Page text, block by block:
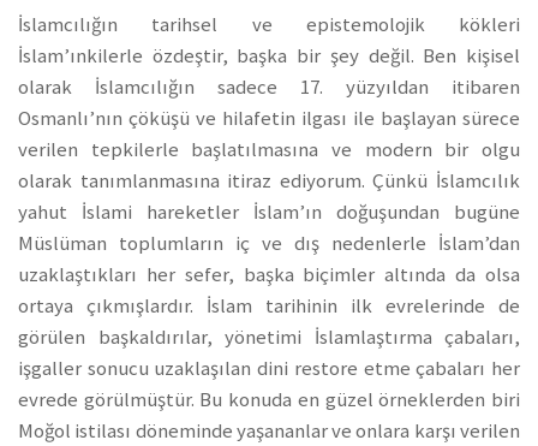
İslamcılığın tarihsel ve epistemolojik kökleri
İslam’ınkilerle özdeştir, başka bir şey değil. Ben kişisel
olarak İslamcılığın sadece 17. yüzyıldan itibaren
Osmanlı’nın çöküşü ve hilafetin ilgası ile başlayan sürece
verilen tepkilerle başlatılmasına ve modern bir olgu
olarak tanımlanmasına itiraz ediyorum. Çünkü İslamcılık
yahut İslami hareketler İslam’ın doğuşundan bugüne
Müslüman toplumların iç ve dış nedenlerle İslam’dan
uzaklaştıkları her sefer, başka biçimler altında da olsa
ortaya çıkmışlardır. İslam tarihinin ilk evrelerinde de
görülen başkaldırılar, yönetimi İslamlaştırma çabaları,
işgaller sonucu uzaklaşılan dini restore etme çabaları her
evrede görülmüştür. Bu konuda en güzel örneklerden biri
Moğol istilası döneminde yaşananlar ve onlara karşı verilen